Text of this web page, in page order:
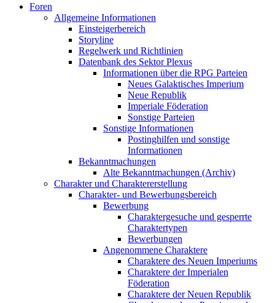
Foren
Allgemeine Informationen
Einsteigerbereich
Storyline
Regelwerk und Richtlinien
Datenbank des Sektor Plexus
Informationen über die RPG Parteien
Neues Galaktisches Imperium
Neue Republik
Imperiale Föderation
Sonstige Parteien
Sonstige Informationen
Postinghilfen und sonstige
Informationen
Bekanntmachungen
Alte Bekanntmachungen (Archiv)
Charakter und Charaktererstellung
Charakter- und Bewerbungsbereich
Bewerbung
Charaktergesuche und gesperrte
Charaktertypen
Bewerbungen
Angenommene Charaktere
Charaktere des Neuen Imperiums
Charaktere der Imperialen
Föderation
Charaktere der Neuen Republik